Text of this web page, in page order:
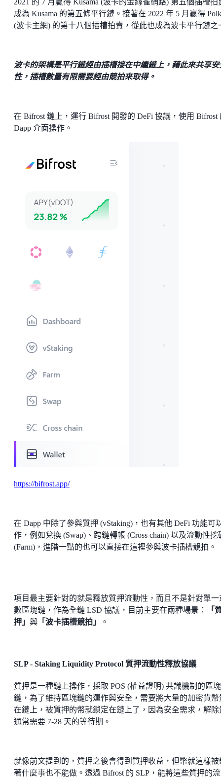
成為 Kusama 的第五條平行鏈。接著在 2022 年 5 月贏得
(波卡主網) 的第十八個插槽拍賣，從此也成為波卡平行鏈之
波卡的架構是平行鏈經由插槽接在中繼鏈上，藉此來共享安
性，插槽數量有限需要經由競拍來取得。
在 Bifrost 鏈上，運行 Bifrost 開發的 DeFi 協議，使用 Bifrost
Dapp 介面操作。
https://bifrost.app/
在 Dapp 中除了參與質押 (vStaking)，也有其他 DeFi 功能可
作，例如兌換 (Swap)、跨鏈轉帳 (Cross chain) 以及流動性挖
(Farm)，進階一點的也可以直接在這裡參與波卡插槽競拍。
項目最主要針對的就是釋放質押流動性，而且不是針對單一
數區塊鏈，作為全鏈 LSD 協議，目前主要在兩種場景：
「
押」 與 「波卡插槽競拍」 。
SLP - Staking Liquidity Protocol 質押流動性釋放協議
質押是一種鏈上操作，採取 POS (權益證明) 共識機制的區塊
鏈，為了維持區塊鏈的運作與安全，需要將大量的加密貨幣
在鏈上，被質押的幣就鎖定在鏈上了，因為安全需求，解除
通常需要 7-28 天的等待期。
就像前文提到的，質押之後會得到質押收益，但幣就這樣被
著什麼事也不能做。透過 Bifrost 的 SLP，能將這些質押的